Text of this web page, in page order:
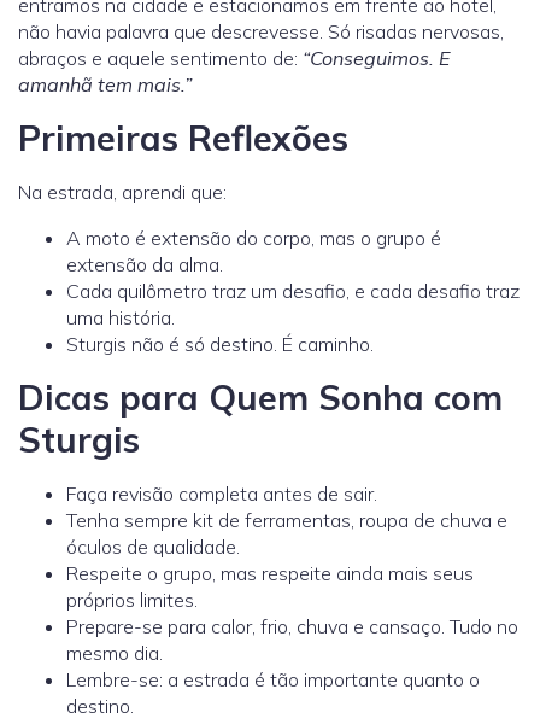
entramos na cidade e estacionamos em frente ao hotel,
não havia palavra que descrevesse. Só risadas nervosas,
abraços e aquele sentimento de: “Conseguimos. E
amanhã tem mais.”
Primeiras Reflexões
Na estrada, aprendi que:
A moto é extensão do corpo, mas o grupo é
extensão da alma.
Cada quilômetro traz um desafio, e cada desafio traz
uma história.
Sturgis não é só destino. É caminho.
Dicas para Quem Sonha com
Sturgis
Faça revisão completa antes de sair.
Tenha sempre kit de ferramentas, roupa de chuva e
óculos de qualidade.
Respeite o grupo, mas respeite ainda mais seus
próprios limites.
Prepare-se para calor, frio, chuva e cansaço. Tudo no
mesmo dia.
Lembre-se: a estrada é tão importante quanto o
destino.